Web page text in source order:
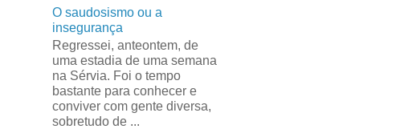
O saudosismo ou a
insegurança
Regressei, anteontem, de
uma estadia de uma semana
na Sérvia. Foi o tempo
bastante para conhecer e
conviver com gente diversa,
sobretudo de ...